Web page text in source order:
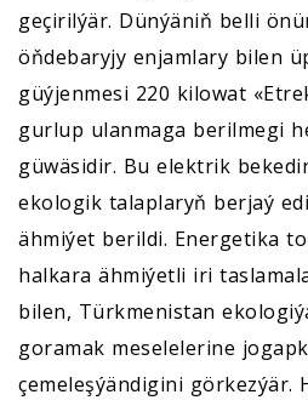
geçirilýär. Dünýäniň belli
öňdebaryjy enjamlary bilen
güýjenmesi 220 kilowat
gurlup ulanmaga berilmegi
güwäsidir. Bu elektrik
ekologik talaplaryň berjaý
ähmiýet berildi. Energetika
halkara ähmiýetli iri
bilen, Türkmenistan
goramak meselelerine
çemeleşýändigini görkezýär.